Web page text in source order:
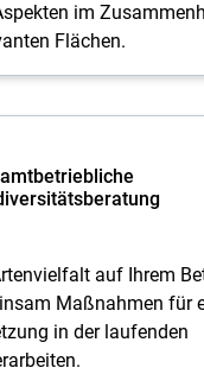
im
Flächen.
auf Ihrem
Maßnahmen für
in der laufenden